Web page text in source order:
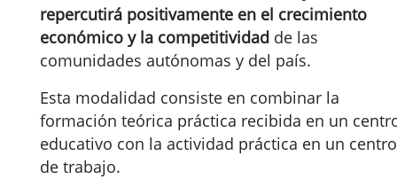
repercutirá positivamente en el crecimiento
económico y la competitividad de las
comunidades autónomas y del país.
Esta modalidad consiste en combinar la
formación teórica práctica recibida en un
educativo con la actividad práctica en un centro
de trabajo.